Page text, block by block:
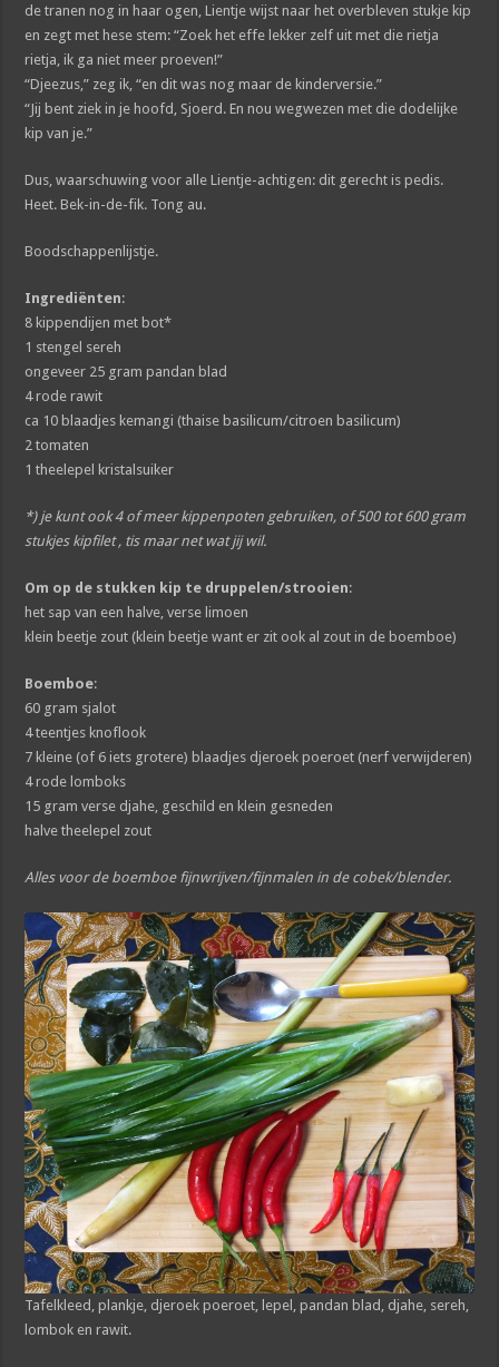
de tranen nog in haar ogen, Lientje wijst naar het overbleven stukje kip
en zegt met hese stem: “Zoek het effe lekker zelf uit met die rietja
rietja, ik ga niet meer proeven!”
“Djeezus,” zeg ik, “en dit was nog maar de kinderversie.”
“Jij bent ziek in je hoofd, Sjoerd. En nou wegwezen met die dodelijke
kip van je.”
Dus, waarschuwing voor alle Lientje-achtigen: dit gerecht is pedis.
Heet. Bek-in-de-fik. Tong au.
Boodschappenlijstje.
Ingrediënten:
8 kippendijen met bot*
1 stengel sereh
ongeveer 25 gram pandan blad
4 rode rawit
ca 10 blaadjes kemangi (thaise basilicum/citroen basilicum)
2 tomaten
1 theelepel kristalsuiker
*) je kunt ook 4 of meer kippenpoten gebruiken, of 500 tot 600 gram
stukjes kipfilet , tis maar net wat jij wil.
Om op de stukken kip te druppelen/strooien:
het sap van een halve, verse limoen
klein beetje zout (klein beetje want er zit ook al zout in de boemboe)
Boemboe:
60 gram sjalot
4 teentjes knoflook
7 kleine (of 6 iets grotere) blaadjes djeroek poeroet (nerf verwijderen)
4 rode lomboks
15 gram verse djahe, geschild en klein gesneden
halve theelepel zout
Alles voor de boemboe fijnwrijven/fijnmalen in de cobek/blender.
Tafelkleed, plankje, djeroek poeroet, lepel, pandan blad, djahe, sereh,
lombok en rawit.